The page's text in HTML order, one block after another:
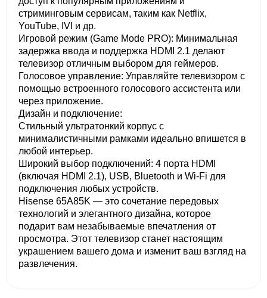
стриминговым сервисам, таким как Netflix,
YouTube, IVI и др.
Игровой режим (Game Mode PRO): Минимальная
задержка ввода и поддержка HDMI 2.1 делают
телевизор отличным выбором для геймеров.
Голосовое управление: Управляйте телевизором с
помощью встроенного голосового ассистента или
через приложение.
Дизайн и подключение:
Стильный ультратонкий корпус с
минималистичными рамками идеально впишется в
любой интерьер.
Широкий выбор подключений: 4 порта HDMI
(включая HDMI 2.1), USB, Bluetooth и Wi-Fi для
подключения любых устройств.
Hisense 65A85K — это сочетание передовых
технологий и элегантного дизайна, которое
подарит вам незабываемые впечатления от
просмотра. Этот телевизор станет настоящим
украшением вашего дома и изменит ваш взгляд на
развлечения.